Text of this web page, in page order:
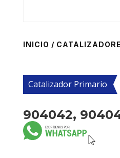
INICIO /
Catalizador Primario
904042,